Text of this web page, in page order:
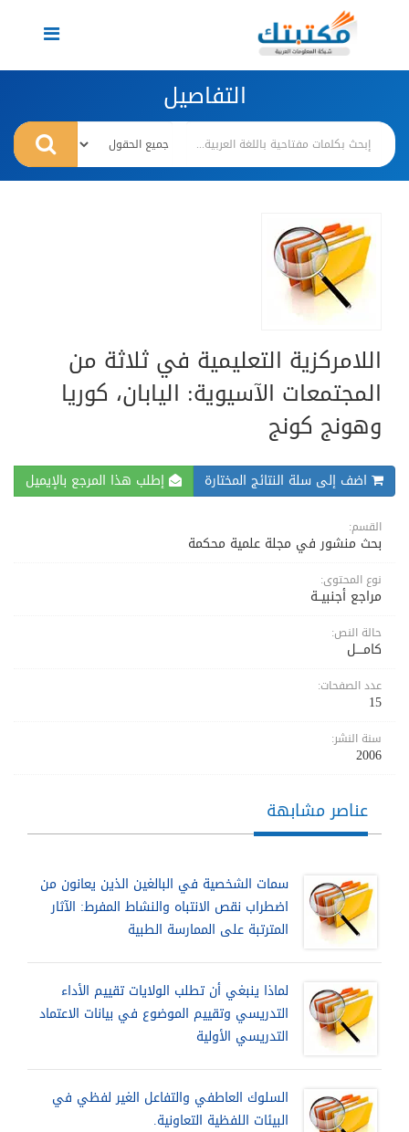
Toggle
navigation
التفاصيل
اللامركزية التعليمية في ثلاثة من
المجتمعات الآسيوية: اليابان، كوريا
وهونج كونج
اضف إلى سلة النتائج المختارة إطلب هذا المرجع بالإيميل
القسم:
بحث منشور في مجلة علمية محكمة
نوع المحتوى:
مراجع أجنبيــة
حالة النص:
كامــــل
عدد الصفحات:
15
سنة النشر:
2006
عناصر مشابهة
سمات الشخصية في البالغين الذين يعانون من
اضطراب نقص الانتباه والنشاط المفرط: الآثار
المترتبة على الممارسة الطبية
لماذا ينبغي أن تطلب الولايات تقييم الأداء
التدريسي وتقييم الموضوع في بيانات الاعتماد
التدريسي الأولية
السلوك العاطفي والتفاعل الغير لفظي في
البيئات اللفظية التعاونية.